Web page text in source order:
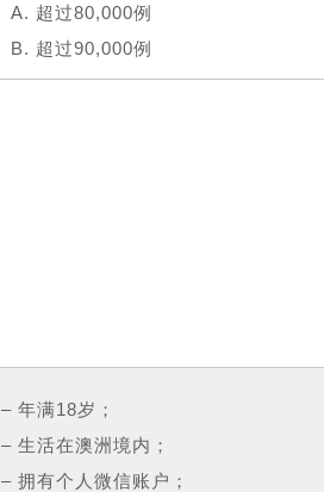
A. 超过80,000例
B. 超过90,000例
– 年满18岁；
– 生活在澳洲境内；
– 拥有个人微信账户；